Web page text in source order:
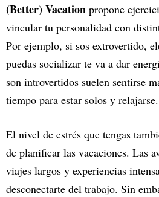
(Better) Vacation propone
vincular tu personalidad con
Por ejemplo, si sos extrovertido,
puedas socializar te va a dar
son introvertidos suelen sentirse
tiempo para estar solos y relajarse.
El nivel de estrés que tengas
de planificar las vacaciones. Las
viajes largos y experiencias
desconectarte del trabajo. Sin